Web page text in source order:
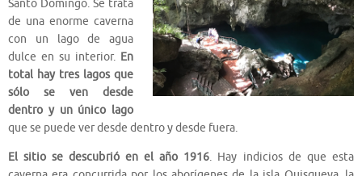
Santo Domingo. Se trata
de una enorme caverna
con un lago de agua
dulce en su interior. En
total hay tres lagos que
sólo se ven desde
dentro y un único lago
que se puede ver desde dentro y desde fuera.
El sitio se descubrió en el año 1916. Hay indicios de que esta